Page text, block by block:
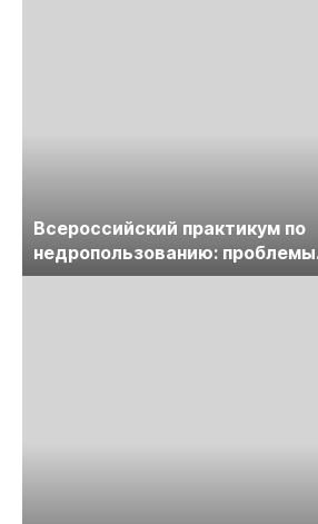
Всероссийский практикум по
недропользованию: проблемы
лицензирования,